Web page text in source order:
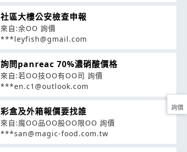
社區大樓公安檢查申報
來自:余OO 詢價
***leyfish@gmail.com
詢問panreac 70%濃硝酸價格
來自:若OO技OO有OO司 詢價
***en.c1@outlook.com
彩盒及外箱報價要找誰
來自:魔OO品OO股OO限OO 詢價
***san@magic-food.com.tw
詢價